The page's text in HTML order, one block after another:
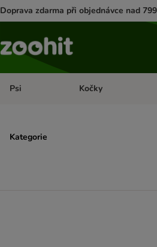
Doprava zdarma při objednávce nad
Psi Otevřít menu: Psi
Kočky
Kategorie